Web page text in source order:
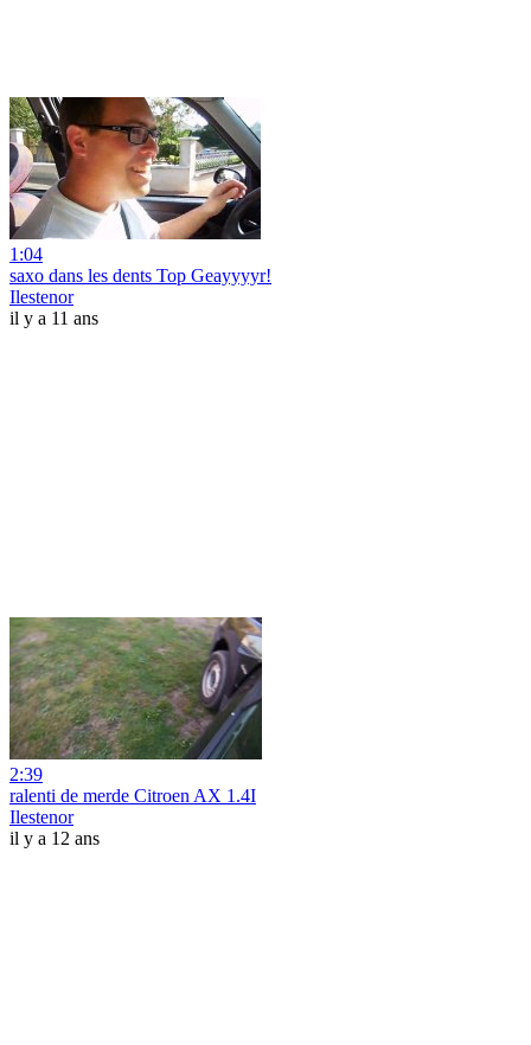
1:04
saxo dans les dents Top Geayyyyr!
Ilestenor
il y a 11 ans
2:39
ralenti de merde Citroen AX 1.4I
Ilestenor
il y a 12 ans